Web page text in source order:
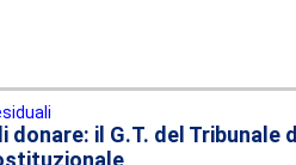
il G.T. del Tribunale